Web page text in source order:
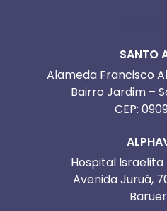
SANTO
Alameda Francisco
Bairro Jardim –
CEP:
Hospital
Avenida Juruá,